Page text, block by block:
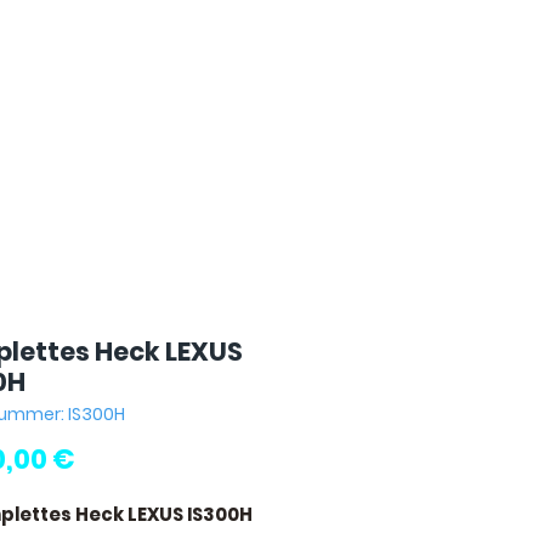
Heck LEXUS
IS300H
€
Heck LEXUS IS300H